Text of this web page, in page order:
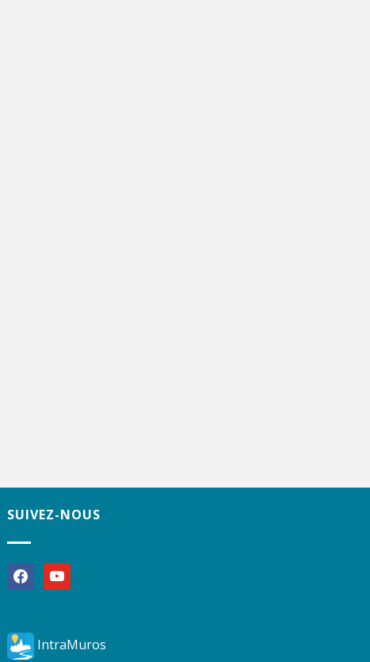
SUIVEZ-NOUS
facebookyoutube
IntraMuros